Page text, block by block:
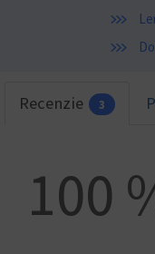
Recenzie 3
100